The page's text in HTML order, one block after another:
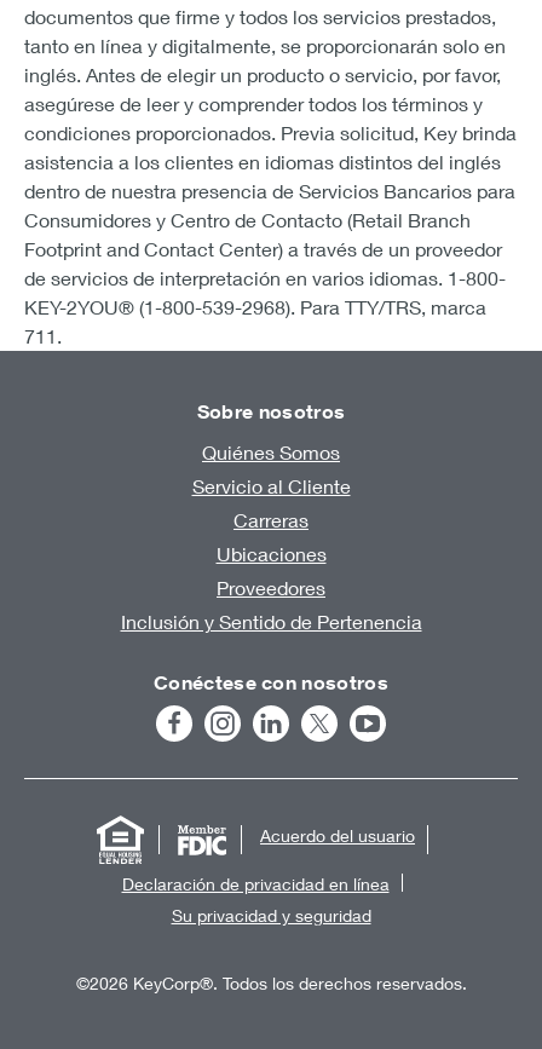
documentos que firme y todos los servicios prestados,
tanto en línea y digitalmente, se proporcionarán solo en
inglés. Antes de elegir un producto o servicio, por favor,
asegúrese de leer y comprender todos los términos y
condiciones proporcionados. Previa solicitud, Key brinda
asistencia a los clientes en idiomas distintos del inglés
dentro de nuestra presencia de Servicios Bancarios para
Consumidores y Centro de Contacto (Retail Branch
Footprint and Contact Center) a través de un proveedor
de servicios de interpretación en varios idiomas. 1-800-
KEY-2YOU® (1-800-539-2968). Para TTY/TRS, marca
711.
Sobre nosotros
Quiénes Somos
Servicio al Cliente
Carreras
Ubicaciones
Proveedores
Inclusión y Sentido de Pertenencia
Conéctese con nosotros
Acuerdo del usuario
Declaración de privacidad en línea
Su privacidad y seguridad
©2026 KeyCorp®. Todos los derechos reservados.